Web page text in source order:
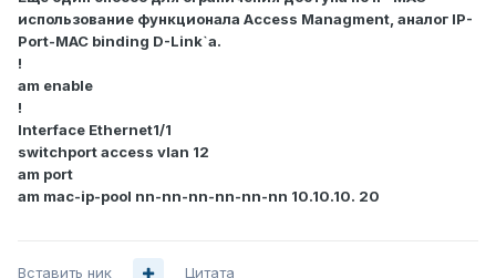
использование функционала Access Managment, аналог IP-
Port-MAC binding D-Link`а.
!
am enable
!
Interface Ethernet1/1
switchport access vlan 12
am port
am mac-ip-pool nn-nn-nn-nn-nn-nn 10.10.10. 20
Вставить ник Цитата